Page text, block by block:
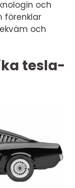
och
förenklar
och
tesla-